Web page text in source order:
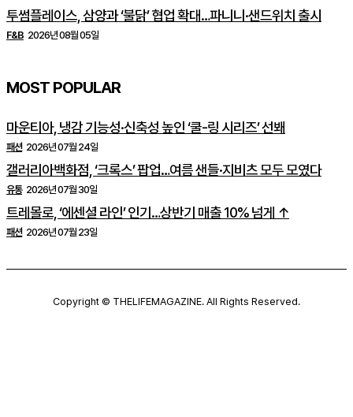
투썸플레이스, 삼양과 ‘불닭’ 협업 확대…파니니·샌드위치 출시
F&B 2026년 08월 05일
MOST POPULAR
마운티아, 냉감 기능성·신축성 높인 ‘쿨-링 시리즈’ 선봬
패션 2026년 07월 24일
갤러리아백화점, ‘크록스’ 팝업…여름 샌들·지비츠 모두 모였다
유통 2026년 07월 30일
트레몰로, ‘에센셜 라인’ 인기…상반기 매출 10% 넘게 ↑
패션 2026년 07월 23일
Copyright © THELIFEMAGAZINE. All Rights Reserved.